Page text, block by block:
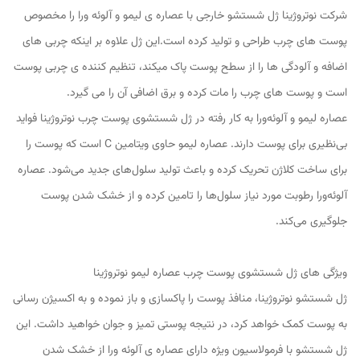
شرکت نوتروژینا ژل شستشو خارجی با عصاره ی لیمو و آلوئه ورا را مخصوص
پوست های چرب طراحی و تولید کرده است.این ژل علاوه بر اینکه چربی های
اضافه و آلودگی ها را از سطح پوست پاک میکند، تنظیم کننده ی چربی پوست
است و پوست های چرب را مات کرده و برق اضافی آن را می گیرد.
عصاره لیمو و آلوئه‌ورا به کار رفته در ژل شستشوی پوست چرب نوتروژینا فواید
بی‌نظیری برای پوست دارند‌. عصاره لیمو حاوی ویتامین C است که پوست را
برای ساخت کلاژن تحریک کرده و باعث تولید سلول‌های جدید می‌شود. عصاره
آلوئه‌ورا رطوبت مورد نیاز سلول‌ها را تامین کرده و از خشک شدن پوست
جلوگیری می‌کند.
ویژگی های ژل شستشوی پوست چرب عصاره لیمو نوتروژینا
ژل شستشو نوتروژینا، منافذ پوست را پاکسازی و باز نموده و به اکسیژن رسانی
به پوست کمک خواهد کرد، در نتیجه پوستی تمیز و جوان خواهید داشت. این
ژل شستشو با فرمولاسیون ویژه دارای عصاره ی آلوئه ورا از خشک شدن